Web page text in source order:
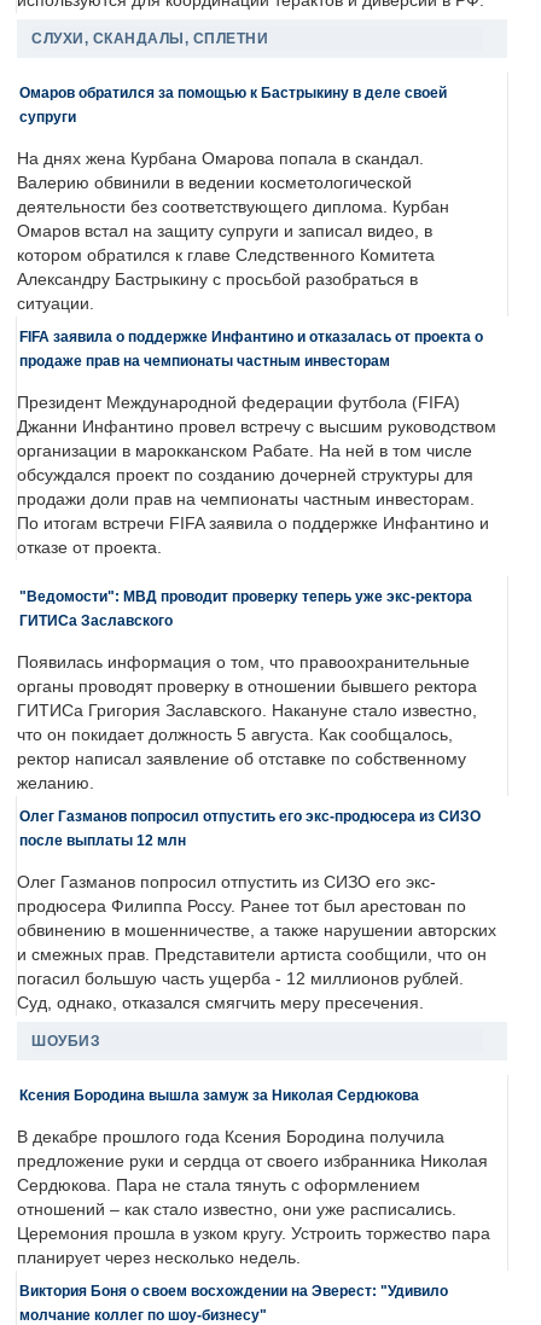
СЛУХИ, СКАНДАЛЫ, СПЛЕТНИ
Омаров обратился за помощью к Бастрыкину в деле своей
супруги
На днях жена Курбана Омарова попала в скандал.
Валерию обвинили в ведении косметологической
деятельности без соответствующего диплома. Курбан
Омаров встал на защиту супруги и записал видео, в
котором обратился к главе Следственного Комитета
Александру Бастрыкину с просьбой разобраться в
ситуации.
FIFA заявила о поддержке Инфантино и отказалась от проекта о
продаже прав на чемпионаты частным инвесторам
Президент Международной федерации футбола (FIFA)
Джанни Инфантино провел встречу с высшим руководством
организации в марокканском Рабате. На ней в том числе
обсуждался проект по созданию дочерней структуры для
продажи доли прав на чемпионаты частным инвесторам.
По итогам встречи FIFA заявила о поддержке Инфантино и
отказе от проекта.
"Ведомости": МВД проводит проверку теперь уже экс-ректора
ГИТИСа Заславского
Появилась информация о том, что правоохранительные
органы проводят проверку в отношении бывшего ректора
ГИТИСа Григория Заславского. Накануне стало известно,
что он покидает должность 5 августа. Как сообщалось,
ректор написал заявление об отставке по собственному
желанию.
Олег Газманов попросил отпустить его экс-продюсера из СИЗО
после выплаты 12 млн
Олег Газманов попросил отпустить из СИЗО его экс-
продюсера Филиппа Россу. Ранее тот был арестован по
обвинению в мошенничестве, а также нарушении авторских
и смежных прав. Представители артиста сообщили, что он
погасил большую часть ущерба - 12 миллионов рублей.
Суд, однако, отказался смягчить меру пресечения.
ШОУБИЗ
Ксения Бородина вышла замуж за Николая Сердюкова
В декабре прошлого года Ксения Бородина получила
предложение руки и сердца от своего избранника Николая
Сердюкова. Пара не стала тянуть с оформлением
отношений – как стало известно, они уже расписались.
Церемония прошла в узком кругу. Устроить торжество пара
планирует через несколько недель.
Виктория Боня о своем восхождении на Эверест: "Удивило
молчание коллег по шоу-бизнесу"